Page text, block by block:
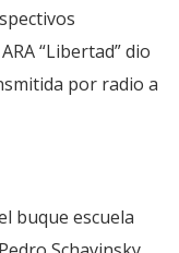
“Libertad” dio
por radio a
buque escuela